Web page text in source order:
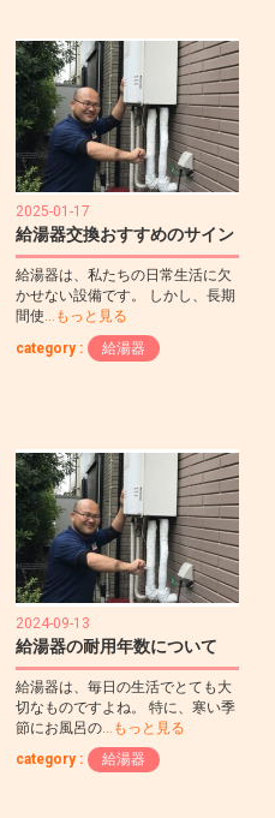
2025-01-17
給湯器交換おすすめのサイン
給湯器は、私たちの日常生活に欠
かせない設備です。 しかし、長期
間使…もっと見る
category :
給湯器
2024-09-13
給湯器の耐用年数について
給湯器は、毎日の生活でとても大
切なものですよね。 特に、寒い季
節にお風呂の …もっと見る
category :
給湯器